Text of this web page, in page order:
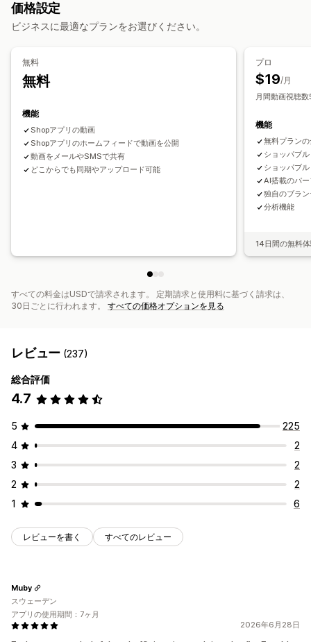
カスタマイズ
動画の背景
動画ウィジェット
埋め込み式動画
モバイル対応
表示オプション
複数言語
カスタムレイアウト
SNSリンク
分析
エンゲージメント追跡
価格設定
ビジネスに最適なプランをお選びください。
無料
無料
機能
Shopアプリの動画
Shopアプリのホームフィードで動画を公開
動画をメールやSMSで共有
どこからでも同期やアップロード可能
プロ
$19/月
月間動画視聴
機能
無料プラン
ショッパブ
ショッパブ
AI搭載のパ
独自のブラ
分析機能
14日間の無料
すべての料金はUSDで請求されます。 定期請求と使用料に基づく請求は、
30日ごとに行われます。 すべての価格オプションを見る
レビュー (237)
総合評価
4.7
5
225
4
2
3
2
2
2
1
6
レビューを書く すべてのレビュー
2026年6月28日
Muby
スウェーデン
アプリの使用期間：7ヶ月